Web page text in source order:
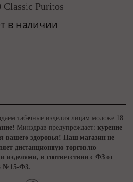
Classic Puritos
в наличии
табачные изделия лицам моложе 18
Минздрав предупреждает: курение
вашего здоровья! Наш магазин не
дистанционную торговлю
изделями, в соответствии с ФЗ от
№15-ФЗ.